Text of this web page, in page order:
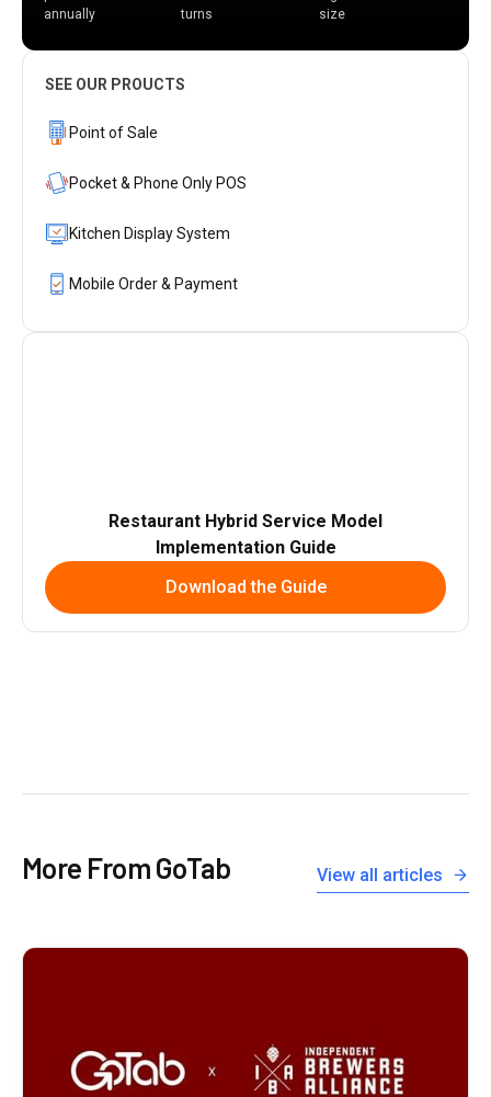
annually
turns
size
SEE OUR PROUCTS
Point of Sale
Pocket & Phone Only POS
Kitchen Display System
Mobile Order & Payment
Restaurant Hybrid Service Model
Implementation Guide
Download the Guide
More From GoTab View all articles